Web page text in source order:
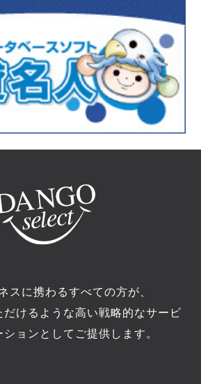
スに携わるすべての方が、
けるような高い戦略的なサービ
ョンとしてご提供します。